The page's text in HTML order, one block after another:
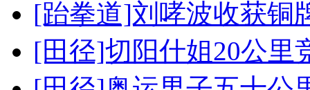
[跆拳道]刘哮波收获铜
[田径]切阳什姐20公里